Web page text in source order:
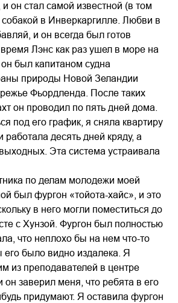
он стал самой известной (в том
собакой в Инверкаргилле. Любви в
и он всегда был готов
Лэнс как раз ушел в море на
был капитаном судна
природы Новой Зеландии
Фьордленда. После таких
он проводил по пять дней дома.
под его график, я сняла квартиру
работала десять дней кряду, а
Эта система устраивала
по делам молодежи моей
был фургон «тойота-хайс», и это
в него могли поместиться до
с Хунзой. Фургон был полностью
что неплохо бы на нем что-то
его было видно издалека. Я
из преподавателей в центре
заверил меня, что ребята в его
придумают. Я оставила фургон